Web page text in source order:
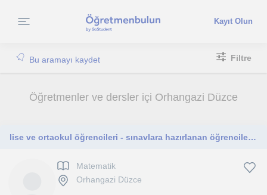
Kayıt Olun
Bu aramayı kaydet Filtre
Öğretmenler ve dersler içi Orhangazi Düzce
lise ve ortaokul öğrencileri - sınavlara hazırlanan öğrenciler - matematikte başarılı olmak isteyen öğrenciler
Matematik
Orhangazi Düzce